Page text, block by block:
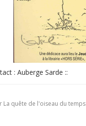
: Auberge Sarde ::
La quête de l'oiseau du temps